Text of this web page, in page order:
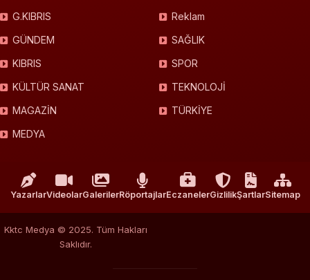
G.KIBRIS
GÜNDEM
KIBRIS
KÜLTÜR SANAT
MAGAZİN
MEDYA
Reklam
SAĞLIK
SPOR
TEKNOLOJİ
TÜRKİYE
YazarlarVideolarGalerilerRöportajlarEczanelerGizlilikŞartlarSitemap
Kktc Medya © 2025. Tüm Hakları
Saklıdır.